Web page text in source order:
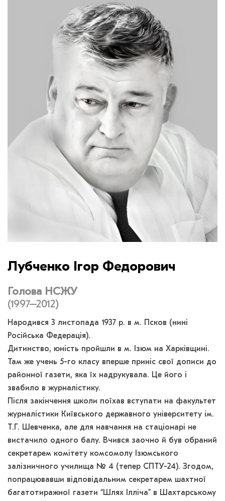
Лубченко Ігор Федорович
Голова НСЖУ
(1997–2012)
Народився 3 листопада 1937 р. в м. Псков (нині
Російська Федерація).
Дитинство, юність пройшли в м. Ізюм на Харківщині.
Там же учень 5-го класу вперше приніс свої дописи до
районної газети, яка їх надрукувала. Це його і
звабило в журналістику.
Після закінчення школи поїхав вступати на факультет
журналістики Київського державного університету ім.
Т.Г. Шевченка, але для навчання на стаціонарі не
вистачило одного балу. Вчився заочно й був обраний
секретарем комітету комсомолу Ізюмського
залізничного училища № 4 (тепер СПТУ-24). Згодом,
попрацювавши відповідальним секретарем шахтної
багатотиражної газети “Шлях Ілліча” в Шахтарському